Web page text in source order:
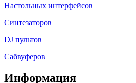
Настольных интерфейсов
Синтезаторов
DJ пультов
Сабвуферов
Информация